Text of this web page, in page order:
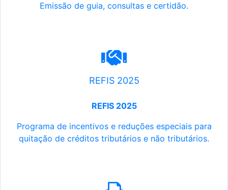
Emissão de guia, consultas e certidão.
REFIS 2025
REFIS 2025
Programa de incentivos e reduções especiais para
quitação de créditos tributários e não tributários.